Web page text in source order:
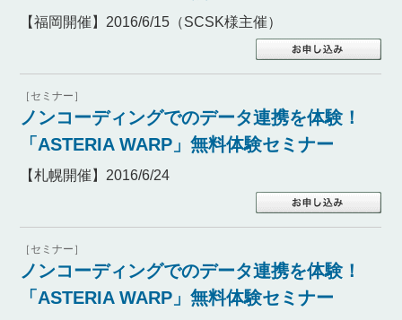
【福岡開催】2016/6/15（SCSK様主催）
［セミナー］
ノンコーディングでのデータ連携を体験！
「ASTERIA WARP」無料体験セミナー
【札幌開催】2016/6/24
［セミナー］
ノンコーディングでのデータ連携を体験！
「ASTERIA WARP」無料体験セミナー